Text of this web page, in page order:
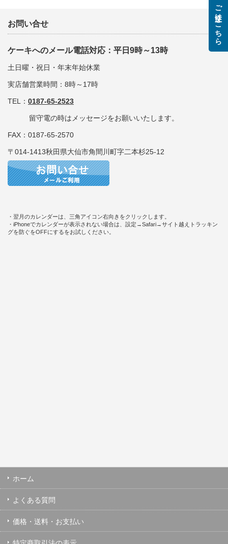
お問い合せ
ケーキへのメール電話対応：平日9時～13時
土日曜・祝日・年末年始休業
実店舗営業時間：8時～17時
TEL： 0187-65-2523
留守電の時はメッセージをお願いいたします。
FAX：0187-65-2570
〒014-1413秋田県大仙市角間川町字二本杉25-12
・翌月のカレンダーは、三角アイコン右向きをクリックします。
・iPhoneでカレンダーが表示されない場合は、設定→Safari→サイト越えトラッキン
グを防ぐをOFFにするをお試しください。
ホーム
よくある質問
価格・送料・お支払い
ご注文はこちら